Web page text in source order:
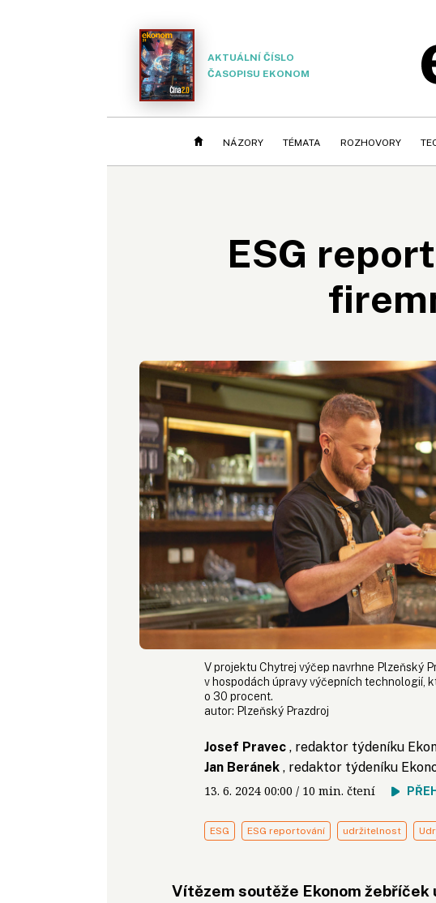
AKTUÁLNÍ ČÍSLO
ČASOPISU EKONOM
NÁZORY TÉMATA ROZHOVORY
ESG
V projektu Chytrej výčep navrhne Plzeňský
v hospodách úpravy výčepních technologií,
o 30 procent.
autor: Plzeňský Prazdroj
Josef Pravec , redaktor týdeníku
Jan Beránek , redaktor týdeníku
13. 6. 2024 00:00 / 10 min. čtení
ESG ESG reportování udržitelnost
Vítězem soutěže Ekonom